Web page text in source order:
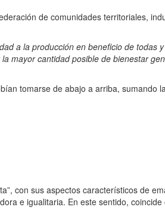
de comunidades territoriales,
a la producción en beneficio de todas
mayor cantidad posible de bienestar
tomarse de abajo a arriba, sumando
con sus aspectos característicos de
e igualitaria. En este sentido,